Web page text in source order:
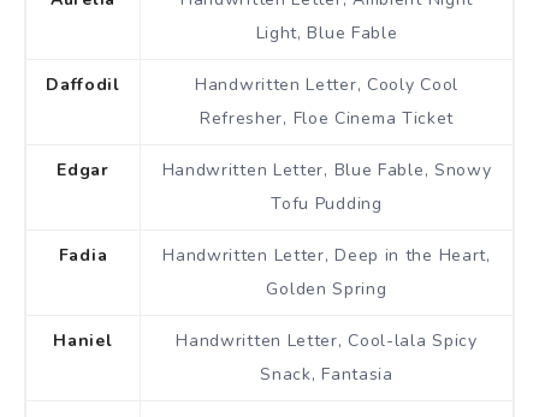
Light, Blue Fable
Daffodil
Handwritten Letter, Cooly Cool
Refresher, Floe Cinema Ticket
Edgar
Handwritten Letter, Blue Fable, Snowy
Tofu Pudding
Fadia
Handwritten Letter, Deep in the Heart,
Golden Spring
Haniel
Handwritten Letter, Cool-lala Spicy
Snack, Fantasia